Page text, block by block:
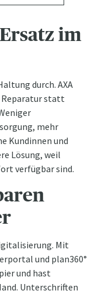
im
durch. AXA
Reparatur statt
mehr
Kundinnen und
Lösung, weil
verfügbar sind.
Mit
und plan360°
und hast
Unterschriften